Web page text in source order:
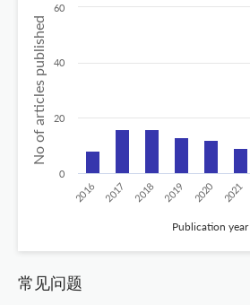
No of articles published
Publication year
2016 2017 2018 2019 2020 2021
0
20
40
60
常见问题